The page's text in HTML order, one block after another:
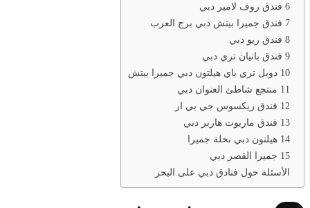
6 فندق روف لامير دبي
7 فندق جميرا بيتش دبي برج العرب
8 فندق ريو دبي
9 فندق بانيان تري دبي
10 دوبل تري باي هيلتون دبي جميرا بيتش
11 منتجع شاطئ العنوان دبي
12 فندق ريكسوس جي بي ار
13 فندق ماريوت هاربر دبي
14 هيلتون دبي نخلة جميرا
15 جميرا القصر دبي
الأسئلة حول فنادق دبي على البحر